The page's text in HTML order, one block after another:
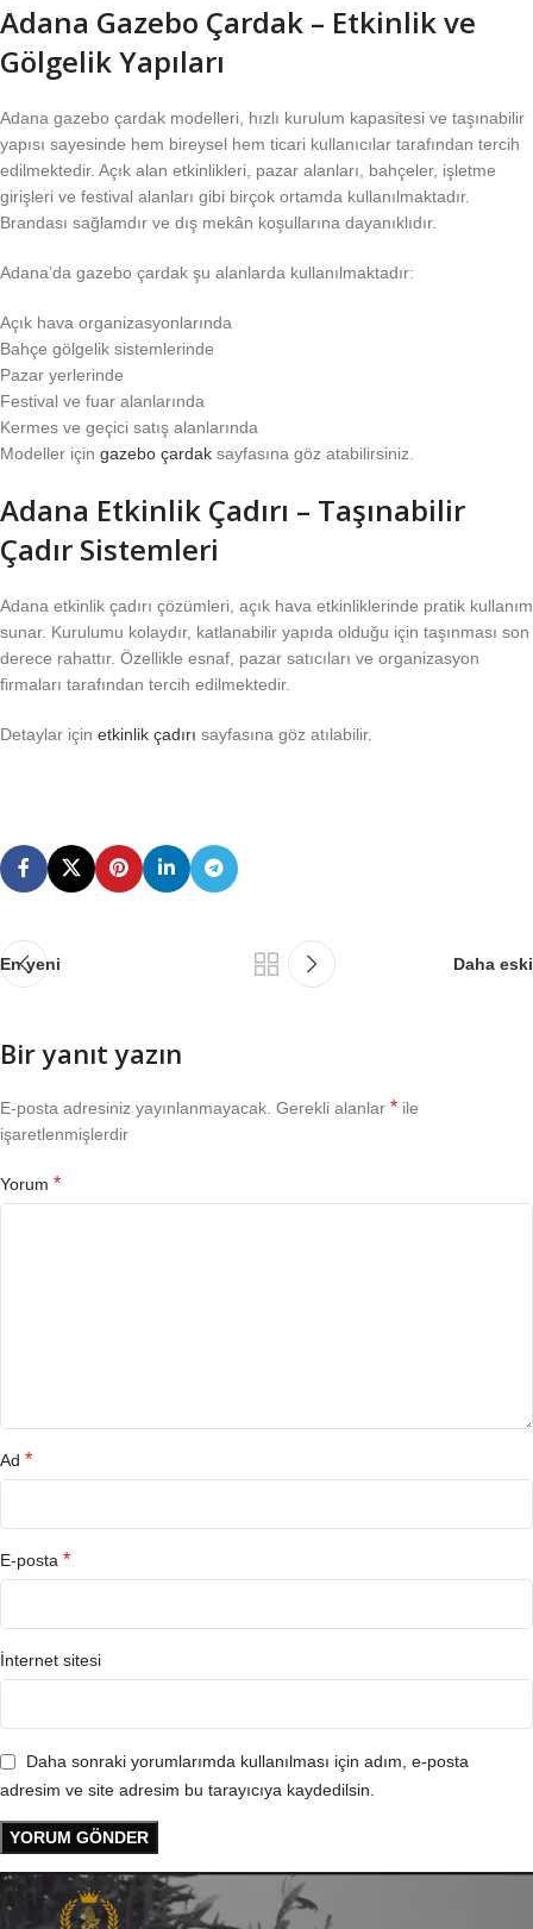
Adana Gazebo Çardak – Etkinlik ve
Gölgelik Yapıları
Adana gazebo çardak modelleri, hızlı kurulum kapasitesi ve taşınabilir
yapısı sayesinde hem bireysel hem ticari kullanıcılar tarafından tercih
edilmektedir. Açık alan etkinlikleri, pazar alanları, bahçeler, işletme
girişleri ve festival alanları gibi birçok ortamda kullanılmaktadır.
Brandası sağlamdır ve dış mekân koşullarına dayanıklıdır.
Adana’da gazebo çardak şu alanlarda kullanılmaktadır:
Açık hava organizasyonlarında
Bahçe gölgelik sistemlerinde
Pazar yerlerinde
Festival ve fuar alanlarında
Kermes ve geçici satış alanlarında
Modeller için gazebo çardak sayfasına göz atabilirsiniz.
Adana Etkinlik Çadırı – Taşınabilir
Çadır Sistemleri
Adana etkinlik çadırı çözümleri, açık hava etkinliklerinde pratik kullanım
sunar. Kurulumu kolaydır, katlanabilir yapıda olduğu için taşınması son
derece rahattır. Özellikle esnaf, pazar satıcıları ve organizasyon
firmaları tarafından tercih edilmektedir.
Detaylar için etkinlik çadırı sayfasına göz atılabilir.
En yeni Daha eski
Bir yanıt yazın
E-posta adresiniz yayınlanmayacak. Gerekli alanlar * ile
işaretlenmişlerdir
Yorum *
Ad *
E-posta *
İnternet sitesi
Daha sonraki yorumlarımda kullanılması için adım, e-posta
adresim ve site adresim bu tarayıcıya kaydedilsin.